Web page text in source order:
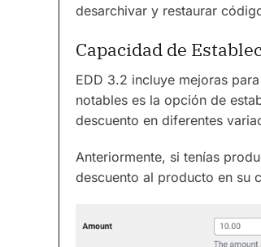
desarchivar y restaurar
Capacidad de
EDD 3.2 incluye mejoras
notables es la opción de
descuento en diferentes
Anteriormente, si tenías
descuento al producto en su